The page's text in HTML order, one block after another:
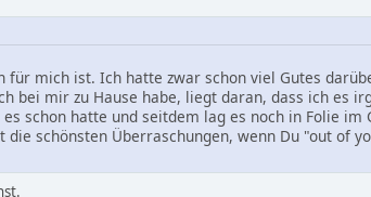
für mich ist. Ich hatte zwar schon viel Gutes
bei mir zu Hause habe, liegt daran, dass ich es
schon hatte und seitdem lag es noch in Folie im
schönsten Überraschungen, wenn Du "out of